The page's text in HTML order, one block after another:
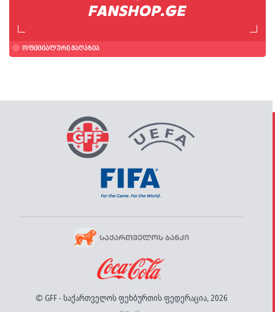
ოფიციალური მაღაზია
© GFF - საქართველოს ფეხბურთის ფედერაცია, 2026